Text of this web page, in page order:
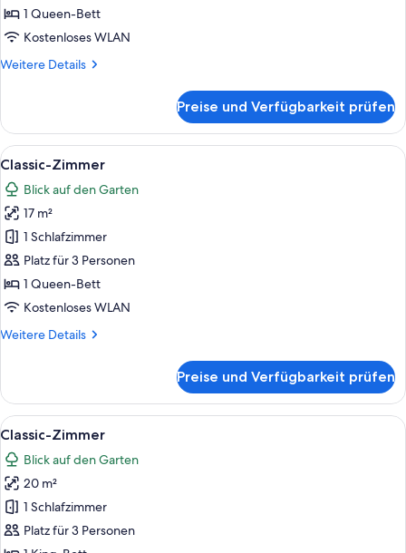
1 Queen-Bett
Kostenloses WLAN
Weitere Details
Weitere
Zimmer
Preise und Verfügbarkeit prüfen
Alle
Fotos
für
Classic-
Zimmer
anzeigen
Ein Schlafzimmer mit einem großen
10
Classic-Zimmer
Blick auf den Garten
17 m²
1 Schlafzimmer
Platz für 3 Personen
1 Queen-Bett
Kostenloses WLAN
Weitere Details
Weitere
Zimmer
Preise und Verfügbarkeit prüfen
Alle
Fotos
für
Classic-
Zimmer
anzeigen
Ein Hotelzimmer mit einem Bett,
7
Classic-Zimmer
Blick auf den Garten
20 m²
1 Schlafzimmer
Platz für 3 Personen